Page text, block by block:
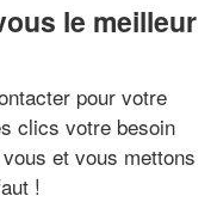
le meilleur
pour votre
clics votre besoin
et vous mettons
!